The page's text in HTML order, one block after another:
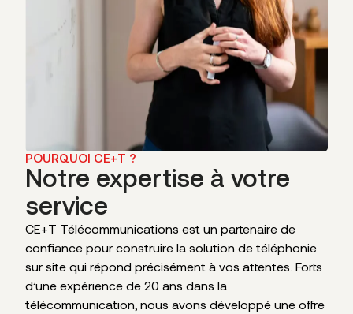
POURQUOI CE+T ?
Notre expertise à votre
service
CE+T Télécommunications est un partenaire de
confiance pour construire la solution de téléphonie
sur site qui répond précisément à vos attentes. Forts
d’une expérience de 20 ans dans la
télécommunication, nous avons développé une offre